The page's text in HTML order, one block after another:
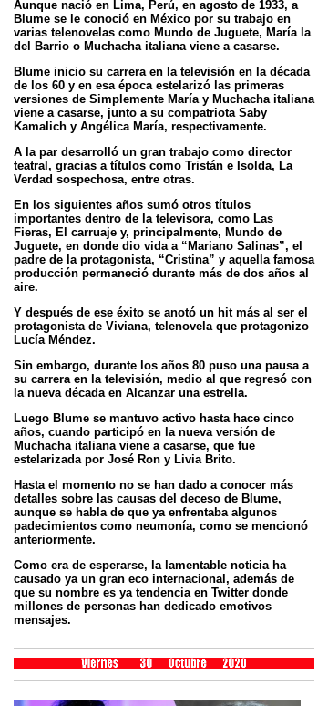
Aunque nació en Lima, Perú, en agosto de 1933, a
Blume se le conoció en México por su trabajo en
varias telenovelas como Mundo de Juguete, María la
del Barrio o Muchacha italiana viene a casarse.
Blume inicio su carrera en la televisión en la década
de los 60 y en esa época estelarizó las primeras
versiones de Simplemente María y Muchacha italiana
viene a casarse, junto a su compatriota Saby
Kamalich y Angélica María, respectivamente.
A la par desarrolló un gran trabajo como director
teatral, gracias a títulos como Tristán e Isolda, La
Verdad sospechosa, entre otras.
En los siguientes años sumó otros títulos
importantes dentro de la televisora, como Las
Fieras, El carruaje y, principalmente, Mundo de
Juguete, en donde dio vida a “Mariano Salinas”, el
padre de la protagonista, “Cristina” y aquella famosa
producción permaneció durante más de dos años al
aire.
Y después de ese éxito se anotó un hit más al ser el
protagonista de Viviana, telenovela que protagonizo
Lucía Méndez.
Sin embargo, durante los años 80 puso una pausa a
su carrera en la televisión, medio al que regresó con
la nueva década en Alcanzar una estrella.
Luego Blume se mantuvo activo hasta hace cinco
años, cuando participó en la nueva versión de
Muchacha italiana viene a casarse, que fue
estelarizada por José Ron y Livia Brito.
Hasta el momento no se han dado a conocer más
detalles sobre las causas del deceso de Blume,
aunque se habla de que ya enfrentaba algunos
padecimientos como neumonía, como se mencionó
anteriormente.
Como era de esperarse, la lamentable noticia ha
causado ya un gran eco internacional, además de
que su nombre es ya tendencia en Twitter donde
millones de personas han dedicado emotivos
mensajes.